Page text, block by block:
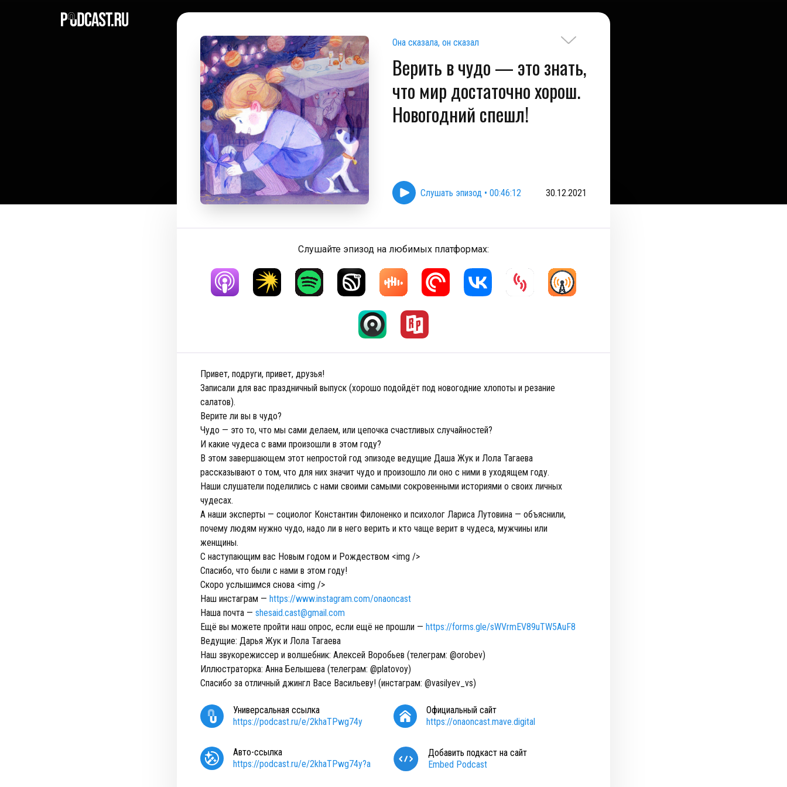
Она сказала, он сказал
Верить в чудо — это знать,
что мир достаточно хорош.
Новогодний спешл!
Слушать эпизод • 00:46:12 30.12.2021
Слушайте эпизод на любимых платформах:
Привет, подруги, привет, друзья!
Записали для вас праздничный выпуск (хорошо подойдёт под новогодние хлопоты и резание
салатов).
Верите ли вы в чудо?
Чудо — это то, что мы сами делаем, или цепочка счастливых случайностей?
И какие чудеса с вами произошли в этом году?
В этом завершающем этот непростой год эпизоде ведущие Даша Жук и Лола Тагаева
рассказывают о том, что для них значит чудо и произошло ли оно с ними в уходящем году.
Наши слушатели поделились с нами своими самыми сокровенными историями о своих личных
чудесах.
А наши эксперты — социолог Константин Филоненко и психолог Лариса Лутовина — объяснили,
почему людям нужно чудо, надо ли в него верить и кто чаще верит в чудеса, мужчины или
женщины.
С наступающим вас Новым годом и Рождеством <img />
Спасибо, что были с нами в этом году!
Скоро услышимся снова <img />
Наш инстаграм — https://www.instagram.com/onaoncast
Наша почта — shesaid.cast@gmail.com
Ещё вы можете пройти наш опрос, если ещё не прошли — https://forms.gle/sWVrmEV89uTW5AuF8
Ведущие: Дарья Жук и Лола Тагаева
Наш звукорежиссер и волшебник: Алексей Воробьев (телеграм: @orobev)
Иллюстраторка: Анна Белышева (телеграм: @platovoy)
Спасибо за отличный джингл Васе Васильеву! (инстаграм: @vasilyev_vs)
Универсальная ссылка
https://podcast.ru/e/2khaTPwg74y
Официальный сайт
https://onaoncast.mave.digital
Авто-ссылка
https://podcast.ru/e/2khaTPwg74y?a
Добавить подкаст на сайт
Embed Podcast